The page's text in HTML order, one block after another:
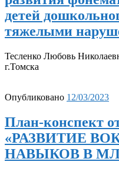
детей
тяжелыми
Тесленко Любовь
г.Томска
Опубликовано 12/03/2023
План-конспект
«РАЗВИТИЕ
НАВЫКОВ В